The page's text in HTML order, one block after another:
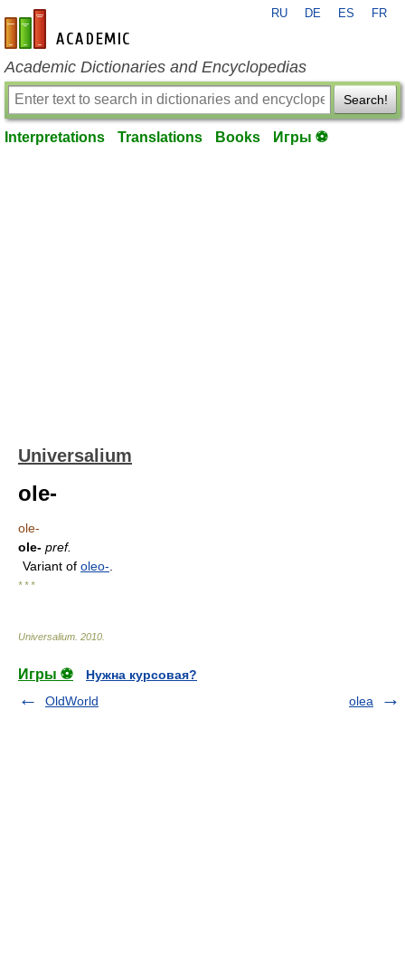
en-academic.com
RU DE ES FR
Academic Dictionaries and Encyclopedias
Search!
Interpretations Translations Books Игры ⚽
Universalium
ole-
ole-
ole- pref.
Variant of oleo-
* * *
Universalium 2010
Игры ⚽
Нужна курсовая?
OldWorld
olea